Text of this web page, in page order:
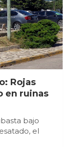
Rojas
en ruinas
bajo
el